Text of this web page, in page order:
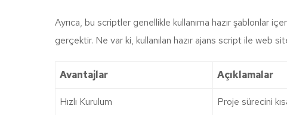
Ayrıca, bu scriptler genellikle kullanıma hazır şablonlar
gerçektir. Ne var ki, kullanılan hazır ajans script ile web
Avantajlar Açıklamalar
Hızlı Kurulum Proje sürecini